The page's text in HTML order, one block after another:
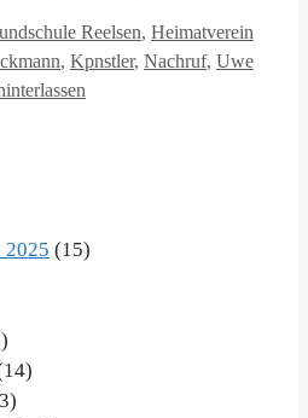
Reelsen, Heimatverein
, Kpnstler, Nachruf, Uwe
2025 (15)